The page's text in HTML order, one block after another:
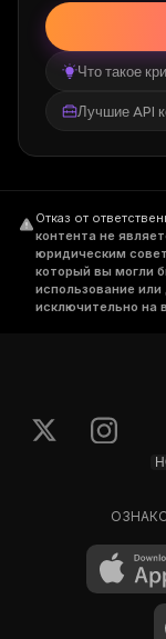
Что такое
Лучшие API
Отказ от
контента не
юридическим
который вы могли
использование
исключительно на